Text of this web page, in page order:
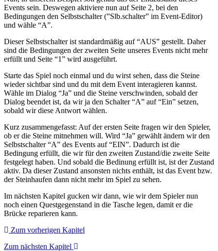
Events sein. Deswegen aktiviere nun auf Seite 2, bei den
Bedingungen den Selbstschalter (”Slb.schalter” im Event-Editor)
und wähle “A”.
Dieser Selbstschalter ist standardmäßig auf “AUS” gestellt. Daher
sind die Bedingungen der zweiten Seite unseres Events nicht mehr
erfüllt und Seite “1” wird ausgeführt.
Starte das Spiel noch einmal und du wirst sehen, dass die Steine
wieder sichtbar sind und du mit dem Event interagieren kannst.
Wähle im Dialog “Ja” und die Steine verschwinden, sobald der
Dialog beendet ist, da wir ja den Schalter “A” auf “Ein” setzen,
sobald wir diese Antwort wählen.
Kurz zusammengefasst: Auf der ersten Seite fragen wir den Spieler,
ob er die Steine mitnehmen will. Wird “Ja” gewählt ändern wir den
Selbstschalter “A” des Events auf “EIN”. Dadurch ist die
Bedingung erfüllt, die wir für den zweiten Zustand/die zweite Seite
festgelegt haben. Und sobald die Bedinung erfüllt ist, ist der Zustand
aktiv. Da dieser Zustand ansonsten nichts enthält, ist das Event bzw.
der Steinhaufen dann nicht mehr im Spiel zu sehen.
Im nächsten Kapitel gucken wir dann, wie wir dem Spieler nun
noch einen Questgegenstand in die Tasche legen, damit er die
Brücke reparieren kann.
Zum vorherigen Kapitel
Zum nächsten Kapitel